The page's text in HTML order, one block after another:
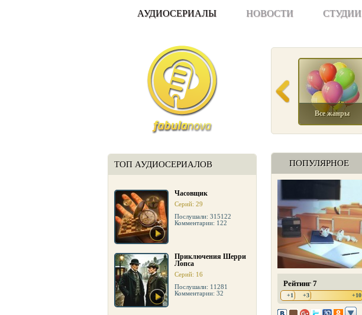
АУДИОСЕРИАЛЫ НОВОСТИ СТУДИИ
ТОП АУДИОСЕРИАЛОВ
Часовщик
Серий: 29
Послушали: 315122
Комментарии: 122
Приключения Шерри
Лопса
Серий: 16
Послушали: 11281
Комментарии: 32
Все жанры
ПОПУЛЯРНОЕ
Рейтинг 7
+1 +3 +10